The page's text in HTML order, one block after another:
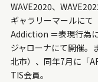
WAVE2020、
ギャラリーマールにて
Addiction ＝表現行為
ジャローナにて開催
北市）、同年7月に「
TIS会員。